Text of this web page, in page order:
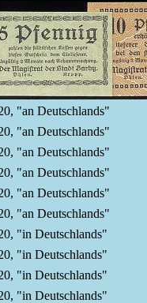
"an Deutschlands"
"an Deutschlands"
"an Deutschlands"
"an Deutschlands"
"an Deutschlands"
"an Deutschlands"
"in Deutschlands"
"in Deutschlands"
"in Deutschlands"
"in Deutschlands"